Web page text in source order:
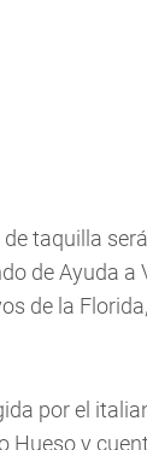
taquilla
de Ayuda a
de la
por el
Hueso y